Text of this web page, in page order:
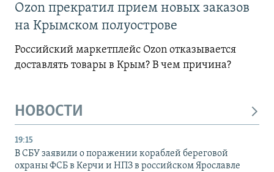
Ozon прекратил прием новых заказов
на Крымском полуострове
Российский маркетплейс Ozon отказывается
доставлять товары в Крым? В чем причина?
НОВОСТИ
19:15
В СБУ заявили о поражении кораблей береговой
охраны ФСБ в Керчи и НПЗ в российском Ярославле